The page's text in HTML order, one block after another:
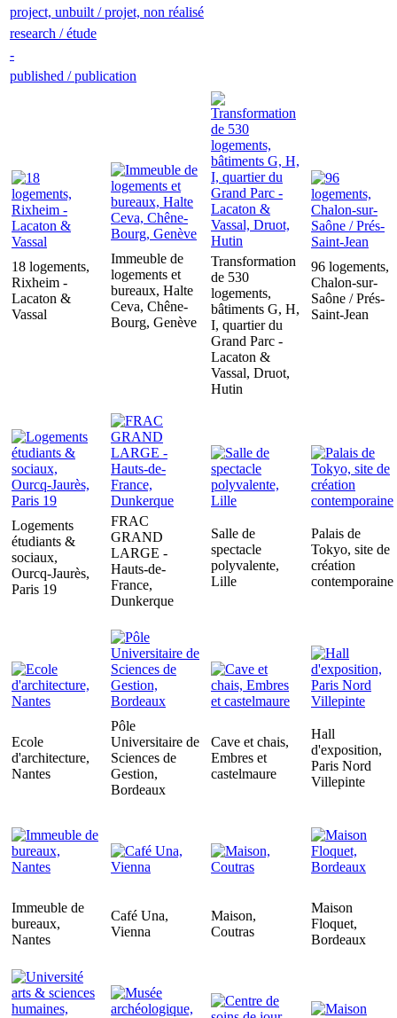
project, unbuilt / projet, non réalisé
research / étude
-
published / publication
18 logements,
Rixheim -
Lacaton &
Vassal
Immeuble de
logements et
bureaux, Halte
Ceva, Chêne-
Bourg, Genève
Transformation
de 530
logements,
bâtiments G, H,
I, quartier du
Grand Parc -
Lacaton &
Vassal, Druot,
Hutin
96 logements,
Chalon-sur-
Saône / Prés-
Saint-Jean
Logements
étudiants &
sociaux,
Ourcq-Jaurès,
Paris 19
FRAC
GRAND
LARGE -
Hauts-de-
France,
Dunkerque
Salle de
spectacle
polyvalente,
Lille
Palais de
Tokyo, site de
création
contemporaine
Ecole
d'architecture,
Nantes
Pôle
Universitaire de
Sciences de
Gestion,
Bordeaux
Cave et chais,
Embres et
castelmaure
Hall
d'exposition,
Paris Nord
Villepinte
Immeuble de
bureaux,
Nantes
Café Una,
Vienna
Maison,
Coutras
Maison
Floquet,
Bordeaux